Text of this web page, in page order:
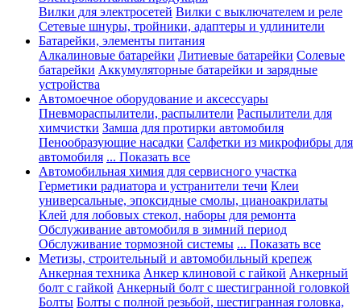
Вилки для электросетей Вилки с выключателем и реле
Сетевые шнуры, тройники, адаптеры и удлинители
Батарейки, элементы питания
Алкалиновые батарейки Литиевые батарейки Солевые
батарейки Аккумуляторные батарейки и зарядные
устройства
Автомоечное оборудование и аксессуары
Пневмораспылители, распылители Распылители для
химчистки Замша для протирки автомобиля
Пенообразующие насадки Салфетки из микрофибры для
автомобиля ... Показать все
Автомобильная химия для сервисного участка
Герметики радиатора и устранители течи Клеи
универсальные, эпоксидные смолы, цианоакрилаты
Клей для лобовых стекол, наборы для ремонта
Обслуживание автомобиля в зимний период
Обслуживание тормозной системы ... Показать все
Метизы, строительный и автомобильный крепеж
Анкерная техника Анкер клиновой с гайкой Анкерный
болт с гайкой Анкерный болт с шестигранной головкой
Болты Болты с полной резьбой, шестигранная головка,